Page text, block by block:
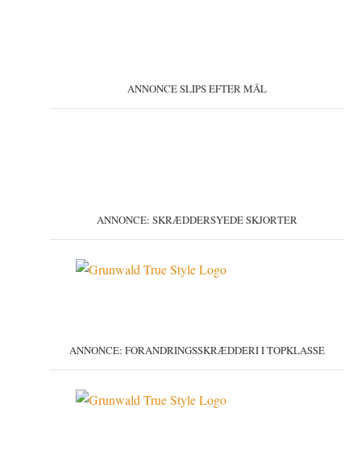
ANNONCE SLIPS EFTER MÅL
ANNONCE: SKRÆDDERSYEDE SKJORTER
ANNONCE: FORANDRINGSSKRÆDDERI I TOPKLASSE